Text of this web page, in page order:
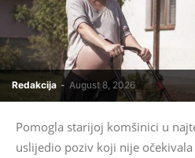
Redakcija - August 8, 2026
Pomogla starijoj komšinici u
uslijedio poziv koji nije